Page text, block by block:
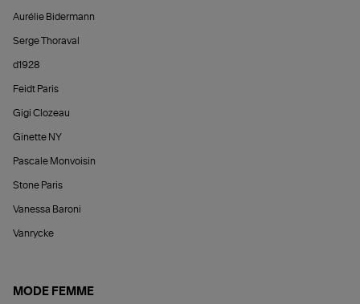
Aurélie Bidermann
Serge Thoraval
d1928
Feidt Paris
Gigi Clozeau
Ginette NY
Pascale Monvoisin
Stone Paris
Vanessa Baroni
Vanrycke
MODE FEMME